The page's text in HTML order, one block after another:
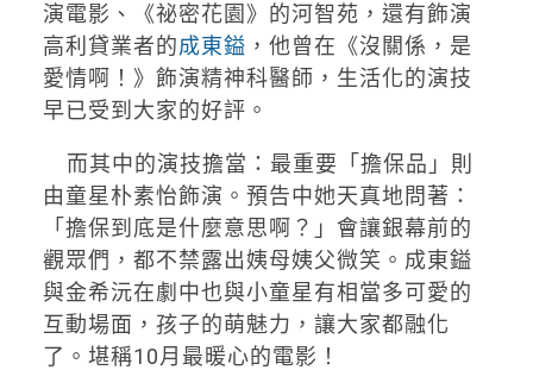
演電影、《祕密花園》的河智苑，還有飾演
高利貸業者的成東鎰 ，他曾在《沒關係，是
愛情啊！》飾演精神科醫師，生活化的演技
早已受到大家的好評。
而其中的演技擔當：最重要「擔保品」則
由童星朴素怡飾演。預告中她天真地問著：
「擔保到底是什麼意思啊？」會讓銀幕前的
觀眾們，都不禁露出姨母姨父微笑。成東鎰
與金希沅在劇中也與小童星有相當多可愛的
互動場面，孩子的萌魅力，讓大家都融化
了。堪稱10月最暖心的電影！